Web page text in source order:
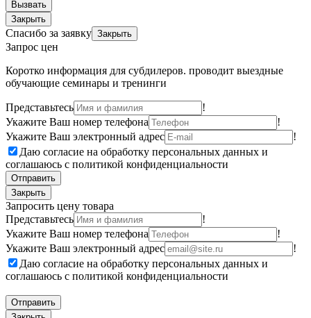
Вызвать
Закрыть
Спасибо за заявку Закрыть
Запрос цен
Коротко информация для субдилеров. проводит выездные
обучающие семинары и тренинги
Представьтесь
!
Укажите Ваш номер телефона
!
Укажите Ваш электронный адрес
!
Даю согласие на обработку персональных данных и
соглашаюсь с политикой конфиденциальности
Отправить
Закрыть
Запросить цену товара
Представьтесь
!
Укажите Ваш номер телефона
!
Укажите Ваш электронный адрес
!
Даю согласие на обработку персональных данных и
соглашаюсь с политикой конфиденциальности
Отправить